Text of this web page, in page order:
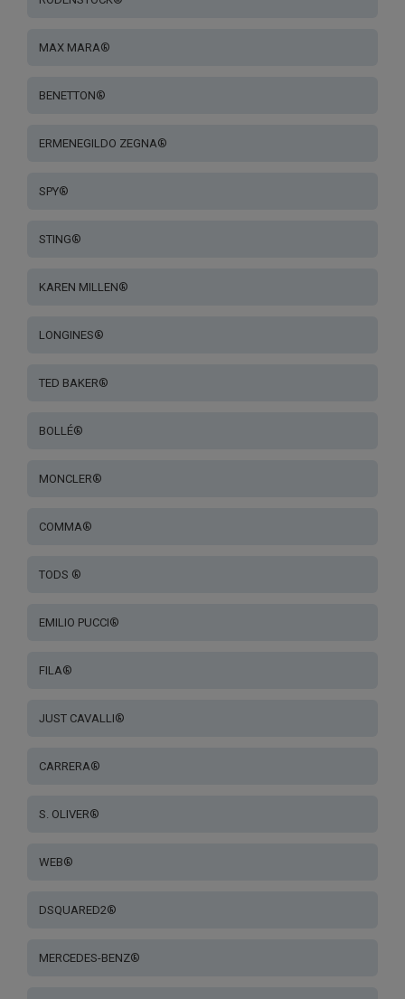
MAX MARA®
BENETTON®
ERMENEGILDO ZEGNA®
SPY®
STING®
KAREN MILLEN®
LONGINES®
TED BAKER®
BOLLÉ®
MONCLER®
COMMA®
TODS ®
EMILIO PUCCI®
FILA®
JUST CAVALLI®
CARRERA®
S. OLIVER®
WEB®
DSQUARED2®
MERCEDES-BENZ®